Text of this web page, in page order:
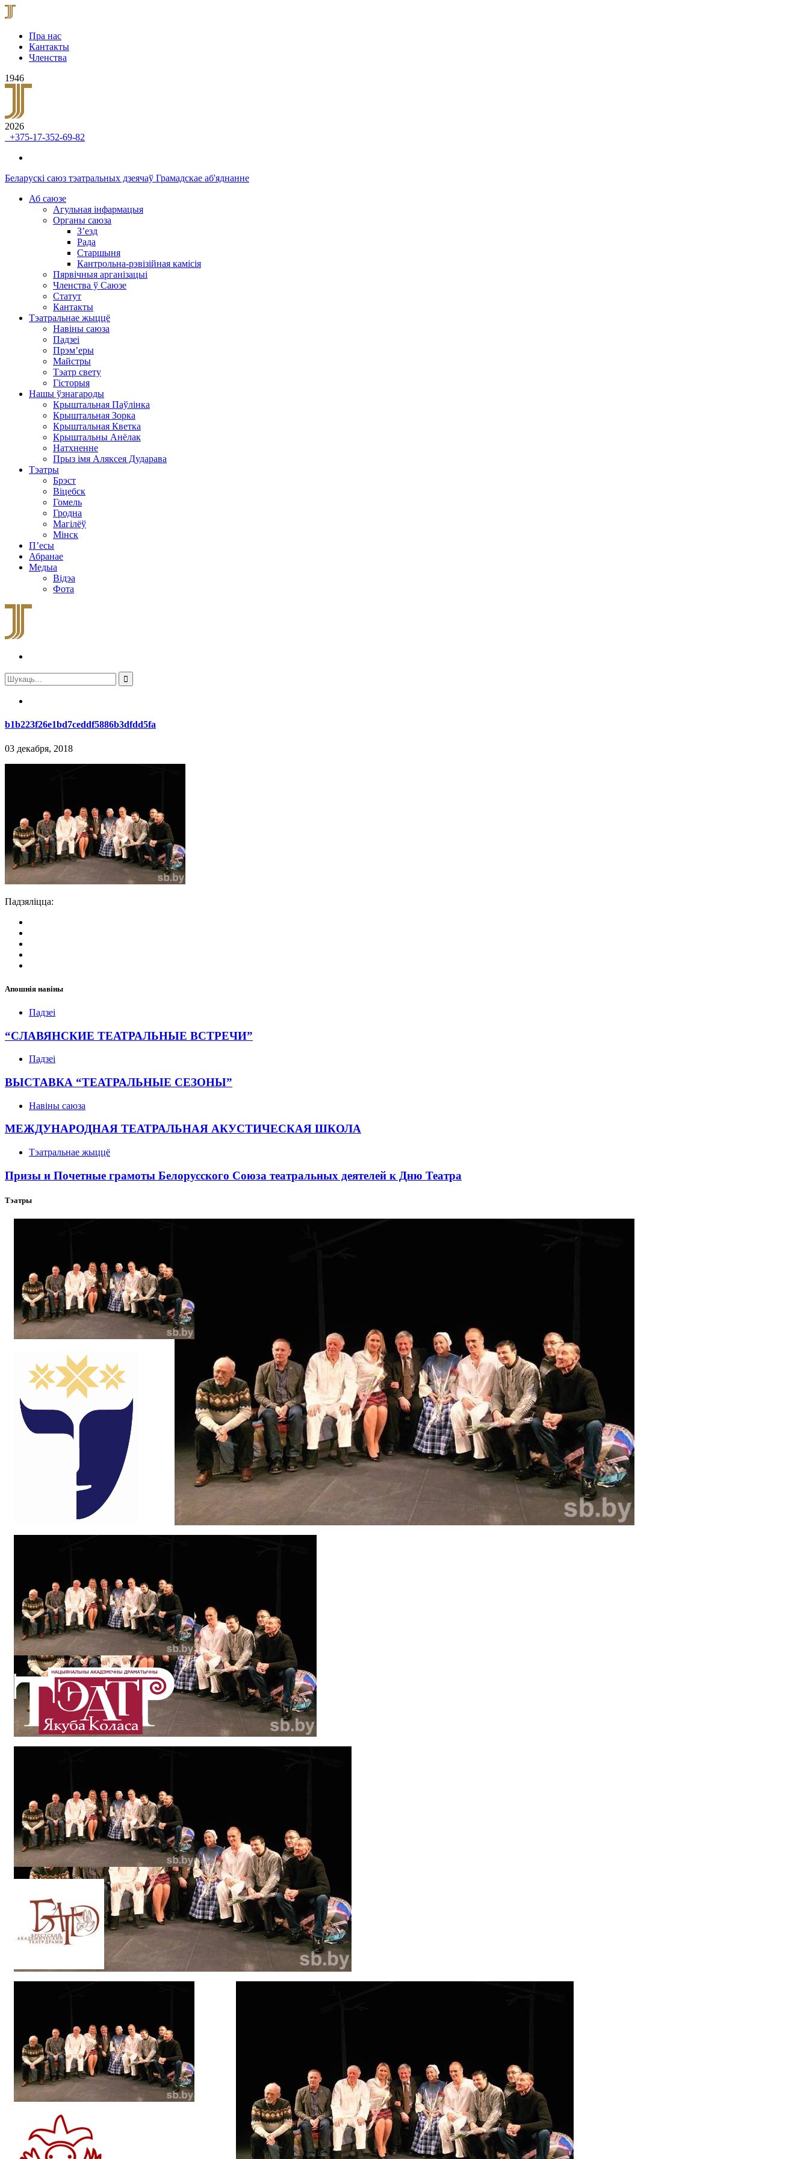
Пра нас
Кантакты
Членства
1946
2026
+375-17-352-69-82
Беларускі саюз тэатральных дзеячаў Грамадскае аб'яднанне
Аб саюзе
Агульная інфармацыя
Органы саюза
З’езд
Рада
Старшыня
Кантрольна-рэвізійная камісія
Пярвічныя арганізацыі
Членства ў Саюзе
Статут
Кантакты
Тэатральнае жыццё
Навіны саюза
Падзеі
Прэм’еры
Майстры
Тэатр свету
Гісторыя
Нашы ўзнагароды
Крыштальная Паўлінка
Крыштальная Зорка
Крыштальная Кветка
Крыштальны Анёлак
Натхненне
Прыз імя Аляксея Дударава
Тэатры
Брэст
Віцебск
Гомель
Гродна
Магілёў
Мінск
П’есы
Абранае
Медыа
Відэа
Фота
b1b223f26e1bd7ceddf5886b3dfdd5fa
03 декабря, 2018
Падзяліцца:
Апошнія навіны
Падзеі
“СЛАВЯНСКИЕ ТЕАТРАЛЬНЫЕ ВСТРЕЧИ”
Падзеі
ВЫСТАВКА “ТЕАТРАЛЬНЫЕ СЕЗОНЫ”
Навіны саюза
МЕЖДУНАРОДНАЯ ТЕАТРАЛЬНАЯ АКУСТИЧЕСКАЯ ШКОЛА
Тэатральнае жыццё
Призы и Почетные грамоты Белорусского Союза театральных деятелей к Дню Театра
Тэатры